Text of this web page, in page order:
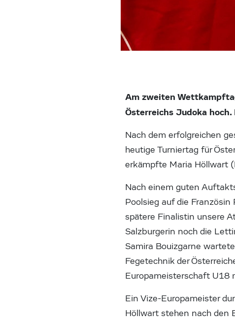
Am zweiten
Österreichs Judoka
Nach dem erfolgreichen
heutige Turniertag für
erkämpfte Maria Höllwart
Nach einem guten
Poolsieg auf die
spätere Finalistin unsere
Salzburgerin noch die
Samira Bouizgarne
Fegetechnik der
Europameisterschaft U18
Ein Vize-Europameister
Höllwart stehen nach den